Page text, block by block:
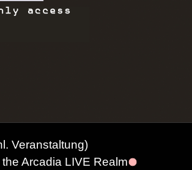
myself« 🍹😊🚬⏱️🍸🎙️💃
Veranstaltung)
Arcadia LIVE Realm